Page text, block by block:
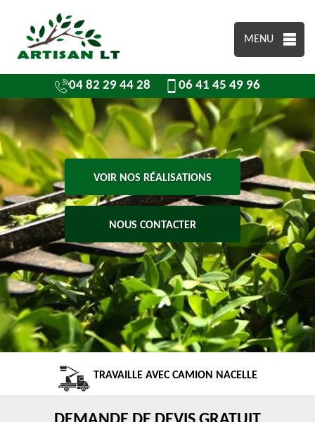
MENU
04 82 29 44 28 06 41 45 49 96
VOIR NOS RÉALISATIONS
NOUS CONTACTER
TRAVAILLE AVEC CAMION NACELLE